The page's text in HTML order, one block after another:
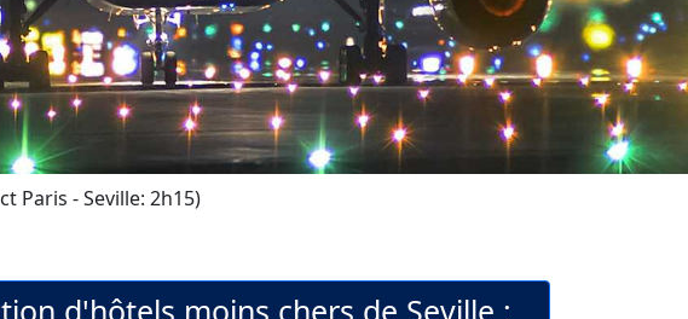
Paris - Seville: 2h15)
d'hôtels moins chers de Seville :